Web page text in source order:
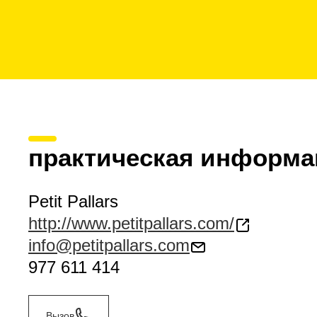
практическая
Petit Pallars
http://www.petitpallars.com/
info@petitpallars.com
977 611 414